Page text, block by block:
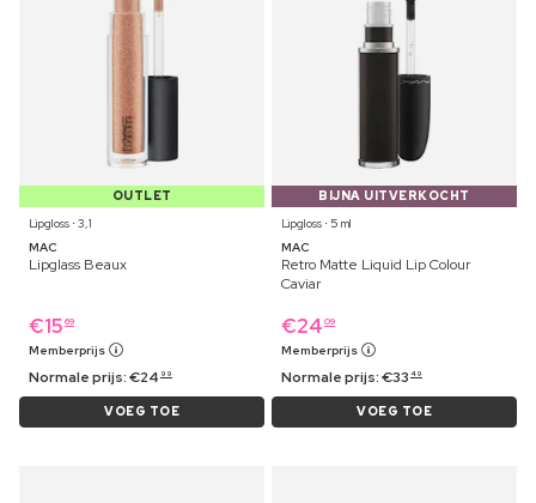
OUTLET
Lipgloss ⋅ 3,1
MAC
Lipglass Beaux
€15 69
Memberprijs
Normale prijs:€24 99
VOEG TOE
BIJNA UITVERKOCHT
Lipgloss ⋅ 5 ml
MAC
Retro Matte Liquid Lip Colour
Caviar
€24 09
Memberprijs
Normale prijs:€33 49
VOEG TOE